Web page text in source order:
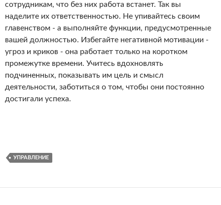
сотрудникам, что без них работа встанет. Так вы
наделите их ответственностью. Не упивайтесь своим
главенством - а выполняйте функции, предусмотренные
вашей должностью. Избегайте негативной мотивации -
угроз и криков - она работает только на коротком
промежутке времени. Учитесь вдохновлять
подчиненных, показывать им цель и смысл
деятельности, заботиться о том, чтобы они постоянно
достигали успеха.
УПРАВЛЕНИЕ